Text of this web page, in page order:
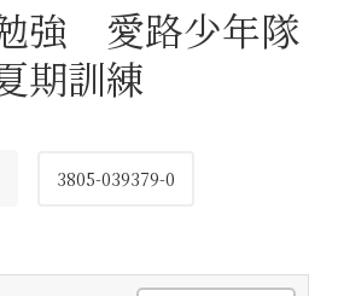
強 愛路少年隊
期訓練
3805-039379-0